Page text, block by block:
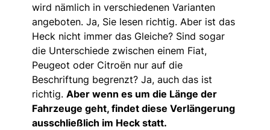
wird nämlich in verschiedenen Varianten
angeboten. Ja, Sie lesen richtig. Aber ist das
Heck nicht immer das Gleiche? Sind sogar
die Unterschiede zwischen einem Fiat,
Peugeot oder Citroën nur auf die
Beschriftung begrenzt? Ja, auch das ist
richtig. Aber wenn es um die Länge der
Fahrzeuge geht, findet diese Verlängerung
ausschließlich im Heck statt.